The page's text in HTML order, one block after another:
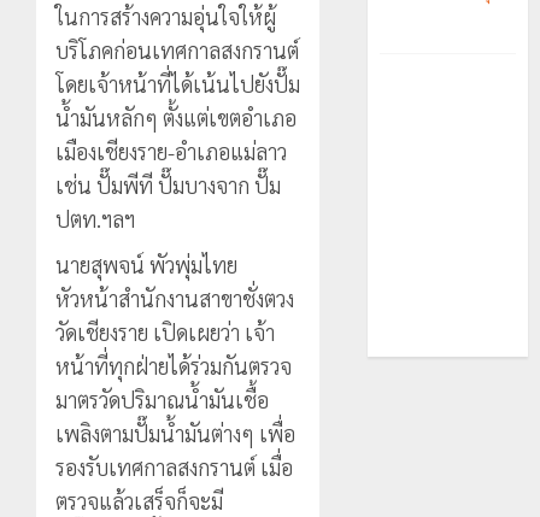
ในการสร้างความอุ่นใจให้ผู้
บริโภคก่อนเทศกาลสงกรานต์
โดยเจ้าหน้าที่ได้เน้นไปยังปั๊ม
น้ำมันหลักๆ ตั้งแต่เขตอำเภอ
เมืองเชียงราย-อำเภอแม่ลาว
เช่น ปั๊มพีที ปั๊มบางจาก ปั๊ม
ปตท.ฯลฯ
นายสุพจน์ พัวพุ่มไทย
หัวหน้าสำนักงานสาขาชั่งตวง
วัดเชียงราย เปิดเผยว่า เจ้า
หน้าที่ทุกฝ่ายได้ร่วมกันตรวจ
มาตรวัดปริมาณน้ำมันเชื้อ
เพลิงตามปั๊มน้ำมันต่างๆ เพื่อ
รองรับเทศกาลสงกรานต์ เมื่อ
ตรวจแล้วเสร็จก็จะมี